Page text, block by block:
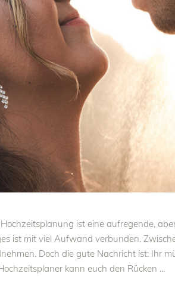
ist eine aufregende,
ist mit viel Aufwand verbunden.
Doch die gute Nachricht ist: Ihr
kann euch den Rücken